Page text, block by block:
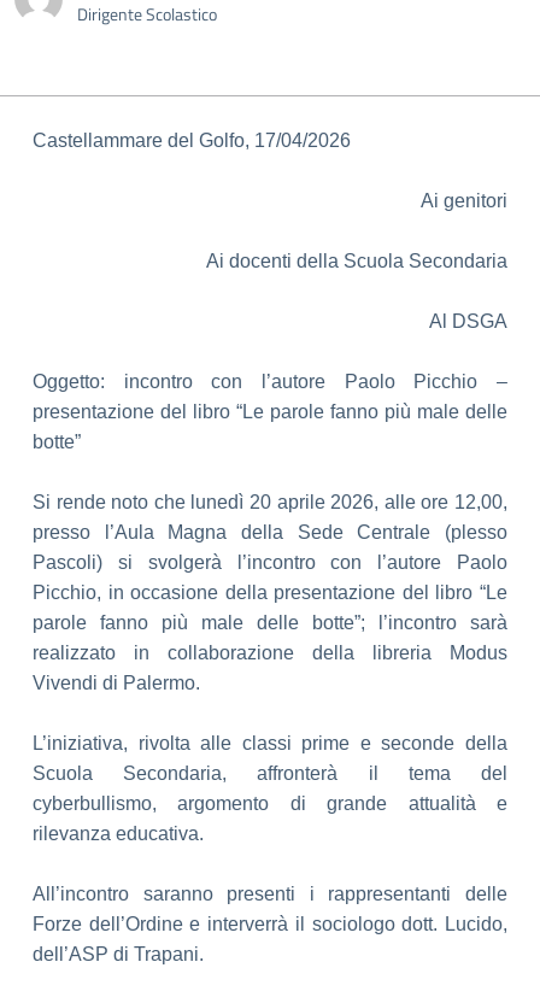
Dirigente Scolastico
Castellammare del Golfo, 17/04/2026
Ai genitori
Ai docenti della Scuola Secondaria
Al DSGA
Oggetto: incontro con l’autore Paolo Picchio –
presentazione del libro “Le parole fanno più male delle
botte”
Si rende noto che lunedì 20 aprile 2026, alle ore 12,00,
presso l’Aula Magna della Sede Centrale (plesso
Pascoli) si svolgerà l’incontro con l’autore Paolo
Picchio, in occasione della presentazione del libro “Le
parole fanno più male delle botte”; l’incontro sarà
realizzato in collaborazione della libreria Modus
Vivendi di Palermo.
L’iniziativa, rivolta alle classi prime e seconde della
Scuola Secondaria, affronterà il tema del
cyberbullismo, argomento di grande attualità e
rilevanza educativa.
All’incontro saranno presenti i rappresentanti delle
Forze dell’Ordine e interverrà il sociologo dott. Lucido,
dell’ASP di Trapani.